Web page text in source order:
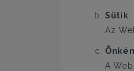
Sütik
Az
A